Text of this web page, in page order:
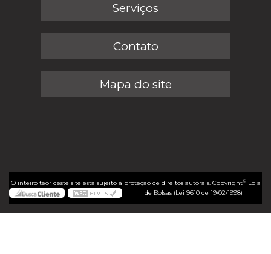
Serviços
Contato
Mapa do site
O inteiro teor deste site está sujeito à proteção de direitos autorais. Copyright©Loja
de Bolsas (Lei 9610 de 19/02/1998)